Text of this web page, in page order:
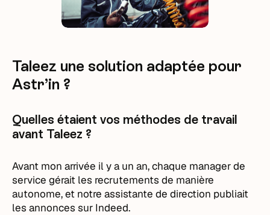
Taleez une solution adaptée pour
Astr’in ?
Quelles étaient vos méthodes de travail
avant Taleez ?
Avant mon arrivée il y a un an, chaque manager de
service gérait les recrutements de manière
autonome, et notre assistante de direction publiait
les annonces sur Indeed.